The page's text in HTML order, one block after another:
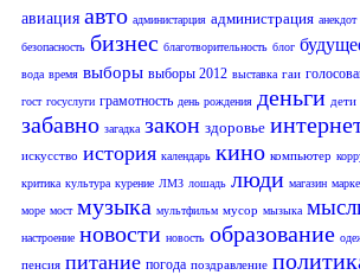
авиация авто администарция администрация анекдот
безопасность бизнес благотворительность блог
вода время выборы выборы 2012 выставка гаи
гост госуслуги грамотность день рождения деньги дети
забавно загадка закон здоровье
искусство история календарь кино компьютер
критика культура курение ЛМЗ лошадь люди магазин
море мост музыка мультфильм мусор мызыка
настроение новости новость образование
пенсия питание погода поздравление